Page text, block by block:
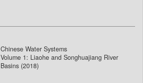
Chinese Water Systems
Volume 1: Liaohe and Songhuajiang River
Basins (2018)